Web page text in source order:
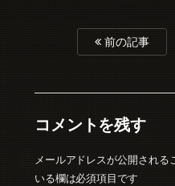
前の記事
コメントを残す
メールアドレスが公開される
いる欄は必須項目です